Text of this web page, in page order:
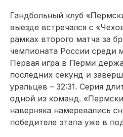
Гандбольный клуб
выезде встречался с
рамках второго матча за
чемпионата России среди
Первая игра в Перми
последних секунд и
уральцев – 32:31. Серия
одной из команд.
наверняка намеревались
победителе этапа уже в